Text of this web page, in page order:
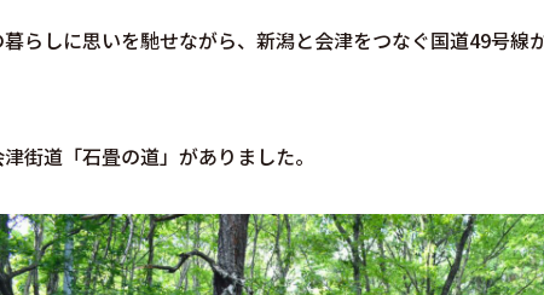
らしに思いを馳せながら、新潟と会津をつなぐ国道49号線
街道「石畳の道」がありました。